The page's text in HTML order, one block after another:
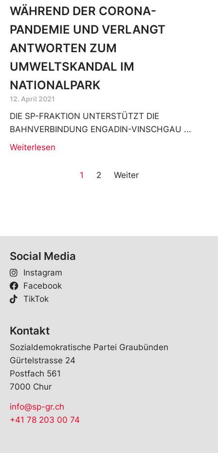
WÄHREND DER CORONA-
PANDEMIE UND VERLANGT
ANTWORTEN ZUM
UMWELTSKANDAL IM
NATIONALPARK
12. April 2021
DIE SP-FRAKTION UNTERSTÜTZT DIE
BAHNVERBINDUNG ENGADIN-VINSCHGAU
Weiterlesen
1 2 Weiter
Social Media
Instagram
Facebook
TikTok
Kontakt
Sozialdemokratische Partei Graubünden
Gürtelstrasse 24
Postfach 561
7000 Chur
info@sp-gr.ch
+41 78 203 00 74